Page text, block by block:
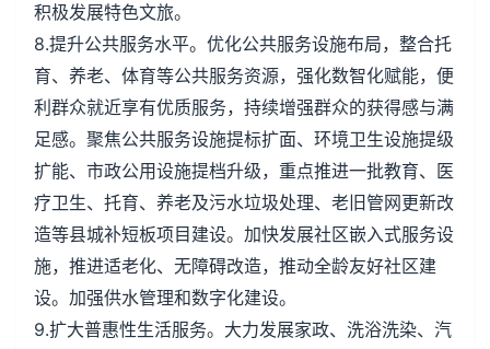
积极发展特色文旅。
8.提升公共服务水平。优化公共服务设施布局，整合托
育、养老、体育等公共服务资源，强化数智化赋能，便
利群众就近享有优质服务，持续增强群众的获得感与满
足感。聚焦公共服务设施提标扩面、环境卫生设施提级
扩能、市政公用设施提档升级，重点推进一批教育、医
疗卫生、托育、养老及污水垃圾处理、老旧管网更新改
造等县城补短板项目建设。加快发展社区嵌入式服务设
施，推进适老化、无障碍改造，推动全龄友好社区建
设。加强供水管理和数字化建设。
9.扩大普惠性生活服务。大力发展家政、洗浴洗染、汽